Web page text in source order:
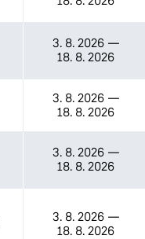
3. 8. 2026—
18. 8. 2026
3. 8. 2026—
18. 8. 2026
3. 8. 2026—
18. 8. 2026
3. 8. 2026—
18. 8. 2026